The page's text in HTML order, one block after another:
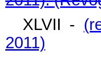
XLVII -
2011)